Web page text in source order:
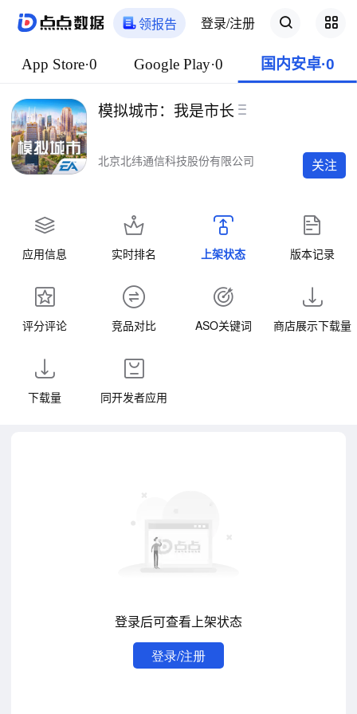
领报告 登录/注册
App Store·0 Google Play·0 国内安卓·0
模拟城市：我是市长
北京北纬通信科技股份有限公司 关注
应用信息 实时排名 上架状态 版本记录
评分评论 竞品对比 ASO关键词 商店展示下载量
下载量 同开发者应用
登录后可查看上架状态
登录/注册